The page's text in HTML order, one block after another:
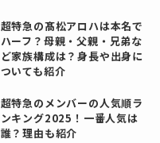
超特急の髙松アロハは本名で
ハーフ？母親・父親・兄弟な
ど家族構成は？身長や出身に
ついても紹介
超特急のメンバーの人気順ラ
ンキング2025！一番人気は
誰？理由も紹介